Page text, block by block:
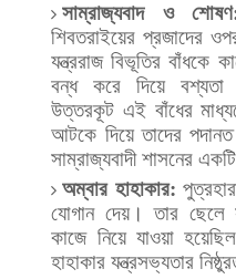
সাম্রাজ্যবাদ
ও শোষণ
শিবতরাইয়ের প্রজাদের
যন্ত্ররাজ বিভূতির বাঁধকে
বন্ধ
করে দিয়ে বশ্যতা
উত্তরকূট এই বাঁধের
আটকে দিয়ে তাদের পদানত
সাম্রাজ্যবাদী শাসনের একটি
অম্বার হাহাকার:
যোগান দেয়। তার ছেলে
কাজে নিয়ে যাওয়া হয়েছিল
হাহাকার যন্ত্রসভ্যতার